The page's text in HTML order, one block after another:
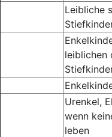
Leibliche
leiblichen
Urenkel,
wenn
leben